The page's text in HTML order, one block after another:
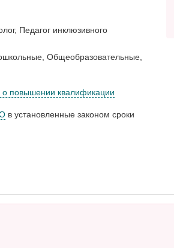
, Педагог инклюзивного
, Общеобразовательные,
о повышении квалификации
в установленные законом сроки